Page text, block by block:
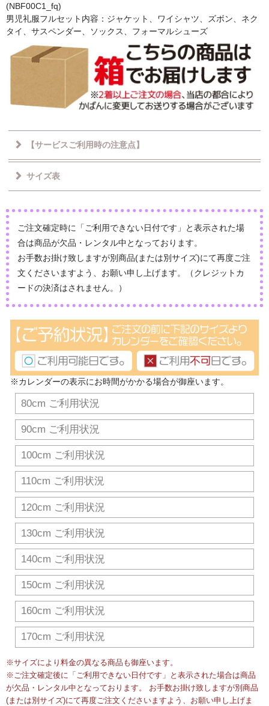
(NBF00C1_fq)
男児礼服フルセット内容：ジャケット、ワイシャツ、ズボン、ネク
タイ、サスペンダー、ソックス、フォーマルシューズ
【サービスご利用時の注意点】
サイズ表
ご注文確定時に「ご利用できない日付です」と表示された場
合は商品が欠品・レンタル中となっております。
お手数お掛け致しますが別商品(または別サイズ)にて再度ご注
文くださいますよう、お願い申し上げます。（クレジットカ
ードの決済はされません。）
※カレンダーの表示にお時間がかかる場合が御座います。
80cm ご利用状況
90cm ご利用状況
100cm ご利用状況
110cm ご利用状況
120cm ご利用状況
130cm ご利用状況
140cm ご利用状況
150cm ご利用状況
160cm ご利用状況
170cm ご利用状況
※サイズにより料金の異なる商品も御座います。
※ご注文確定後に「ご利用できない日付です」と表示された場合は商品
が欠品・レンタル中となっております。 お手数お掛け致しますが別商品
(または別サイズ)にて再度ご注文くださいますよう、お願い申し上げま